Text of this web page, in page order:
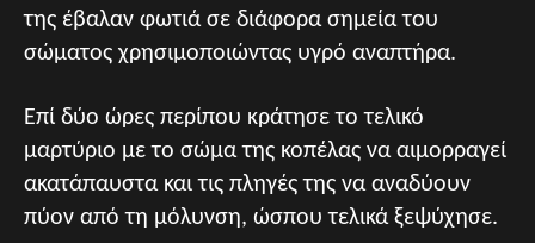
της έβαλαν φωτιά σε διάφορα σημεία του
σώματος χρησιμοποιώντας υγρό αναπτήρα.
Επί δύο ώρες περίπου κράτησε το τελικό
μαρτύριο με το σώμα της κοπέλας να αιμορραγεί
ακατάπαυστα και τις πληγές της να αναδύουν
πύον από τη μόλυνση, ώσπου τελικά ξεψύχησε.